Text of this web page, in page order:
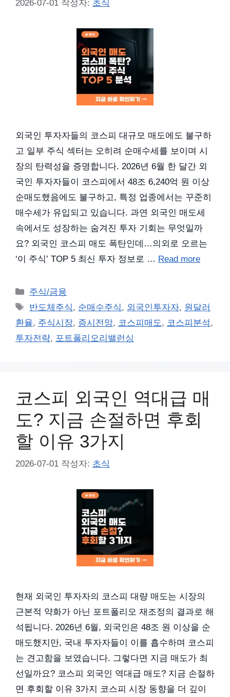
2026-07-01 작성자: 초식
외국인 투자자들의 코스피 대규모 매도에도 불구하
고 일부 주식 섹터는 오히려 순매수세를 보이며 시
장의 탄력성을 증명합니다. 2026년 6월 한 달간 외
국인 투자자들이 코스피에서 48조 6,240억 원 이상
순매도했음에도 불구하고, 특정 업종에서는 꾸준히
매수세가 유입되고 있습니다. 과연 외국인 매도세
속에서도 성장하는 숨겨진 투자 기회는 무엇일까
요? 외국인 코스피 매도 폭탄인데…의외로 오르는
‘이 주식’ TOP 5 최신 투자 정보로 … Read more
카
테
리
주식/금융
태
그
반도체주식, 순매수주식, 외국인투자자, 원달러
환율, 주식시장, 증시전망, 코스피매도, 코스피분석,
투자전략, 포트폴리오리밸런싱
코스피 외국인 역대급 매
도? 지금 손절하면 후회
할 이유 3가지
2026-07-01 작성자: 초식
현재 외국인 투자자의 코스피 대량 매도는 시장의
근본적 약화가 아닌 포트폴리오 재조정의 결과로 해
석됩니다. 2026년 6월, 외국인은 48조 원 이상을 순
매도했지만, 국내 투자자들이 이를 흡수하며 코스피
는 견고함을 보였습니다. 그렇다면 지금 매도가 최
선일까요? 코스피 외국인 역대급 매도? 지금 손절하
면 후회할 이유 3가지 코스피 시장 동향을 더 깊이